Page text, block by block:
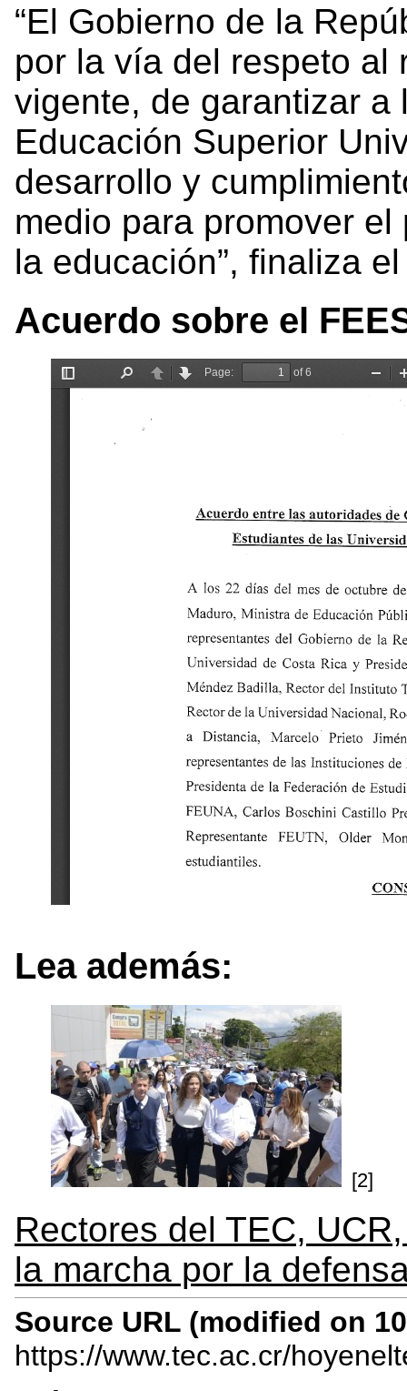
“El Gobierno de la
por la vía del respeto al
vigente, de garantizar a
Educación Superior
desarrollo y
medio para promover
la educación”, finaliza
Acuerdo sobre el
Lea además:
[2]
Rectores del TEC,
la marcha por la
Source URL (modified on
https://www.tec.ac.cr/